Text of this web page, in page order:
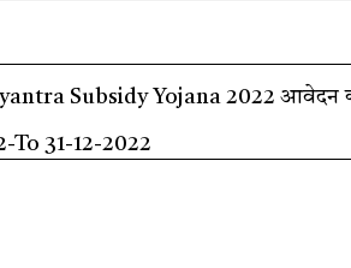
Subsidy Yojana 2022 आवेदन
To 31-12-2022